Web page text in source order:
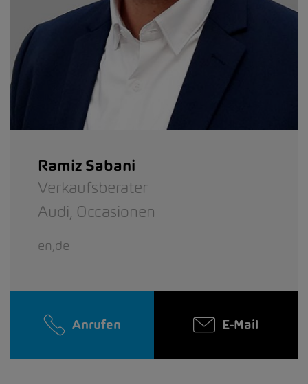
Ramiz Sabani
Verkaufsberater
Audi, Occasionen
en,de
Anrufen E-Mail